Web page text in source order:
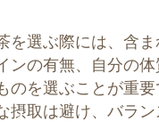
を選ぶ際には、含
ンの有無、自分の
のを選ぶことが重要
摂取は避け、バラ